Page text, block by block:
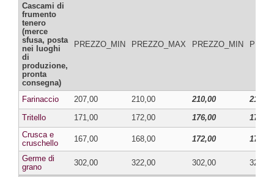
Cascami di
frumento
tenero
(merce
sfusa, posta
nei luoghi
di
produzione,
pronta
consegna)
PREZZO_MIN PREZZO_MAX PREZZO_MIN
Farinaccio 207,00 210,00 210,00
213,00
Tritello
171,00 172,00 176,00
177,00
Crusca e
cruschello
167,00 168,00 172,00 173,00
Germe di
grano
302,00 322,00 302,00 322,00